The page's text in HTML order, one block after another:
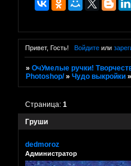
Привет, Гость! Войдитеили
»ОчУмелые ручки!
Photoshop/ »Чудо выкройки »
Груши
Страница:1
dedmoroz
Администратор